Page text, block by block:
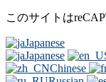
このサイトは
Japanese
Japanese
Chinese